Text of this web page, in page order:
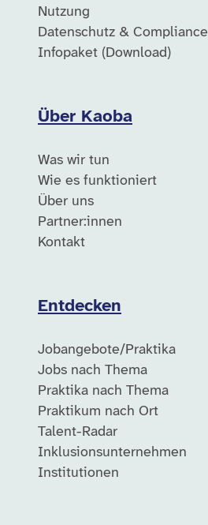
Nutzung
Datenschutz & Compliance
Infopaket (Download)
Über Kaoba
Was wir tun
Wie es funktioniert
Über uns
Partner:innen
Kontakt
Entdecken
Jobangebote/Praktika
Jobs nach Thema
Praktika nach Thema
Praktikum nach Ort
Talent-Radar
Inklusionsunternehmen
Institutionen